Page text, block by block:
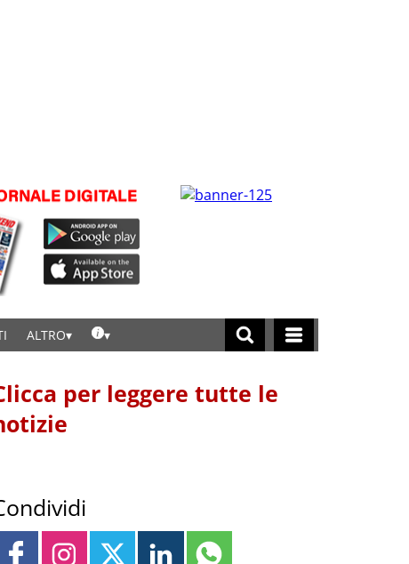
ALTRO
per leggere tutte le